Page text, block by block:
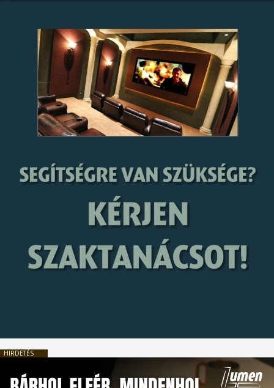
HIRDETÉS